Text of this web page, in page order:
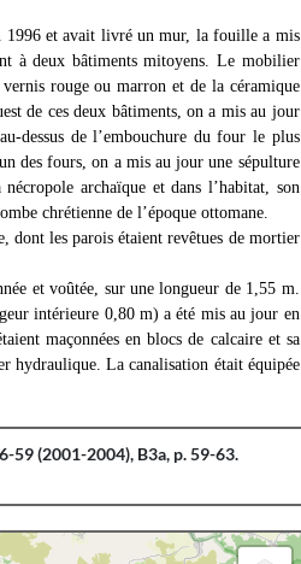
1996 et avait livré un mur, la fouille a mis
à deux bâtiments mitoyens. Le mobilier
rouge ou marron et de la céramique
de ces deux bâtiments, on a mis au jour
dessus de l’embouchure du four le plus
des fours, on a mis au jour une sépulture
archaïque et dans l’habitat, son
chrétienne de l’époque ottomane.
dont les parois étaient revêtues de mortier
et voûtée, sur une longueur de 1,55 m.
intérieure 0,80 m) a été mis au jour en
maçonnées en blocs de calcaire et sa
hydraulique. La canalisation était équipée
59 (2001-2004), B3a, p. 59-63.